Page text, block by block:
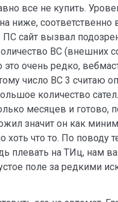
все не купить.
ниже,
сайт вызвал
ВС (внешних
очень редко,
число ВС 3
количество
месяцев и
значит он как
хоть что то. По
плевать на ТИц, нам
поле за редкими